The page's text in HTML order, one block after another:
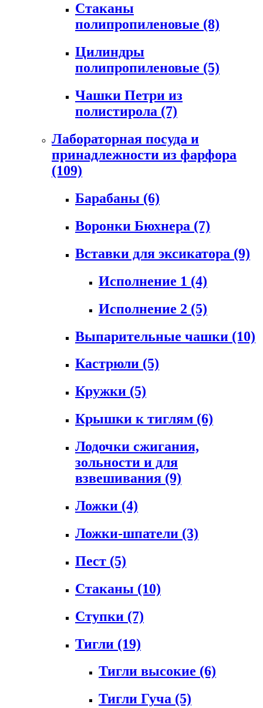
Стаканы
полипропиленовые (8)
Цилиндры
полипропиленовые (5)
Чашки Петри из
полистирола (7)
Лабораторная посуда и
принадлежности из фарфора
(109)
Барабаны (6)
Воронки Бюхнера (7)
Вставки для эксикатора (9)
Исполнение 1 (4)
Исполнение 2 (5)
Выпарительные чашки (10)
Кастрюли (5)
Кружки (5)
Крышки к тиглям (6)
Лодочки сжигания,
зольности и для
взвешивания (9)
Ложки (4)
Ложки-шпатели (3)
Пест (5)
Стаканы (10)
Ступки (7)
Тигли (19)
Тигли высокие (6)
Тигли Гуча (5)